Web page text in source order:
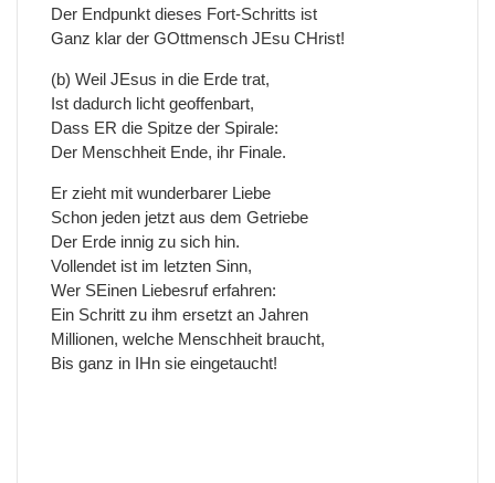
Der Endpunkt dieses Fort-Schritts ist
Ganz klar der GOttmensch JEsu CHrist!
(b) Weil JEsus in die Erde trat,
Ist dadurch licht geoffenbart,
Dass ER die Spitze der Spirale:
Der Menschheit Ende, ihr Finale.
Er zieht mit wunderbarer Liebe
Schon jeden jetzt aus dem Getriebe
Der Erde innig zu sich hin.
Vollendet ist im letzten Sinn,
Wer SEinen Liebesruf erfahren:
Ein Schritt zu ihm ersetzt an Jahren
Millionen, welche Menschheit braucht,
Bis ganz in IHn sie eingetaucht!